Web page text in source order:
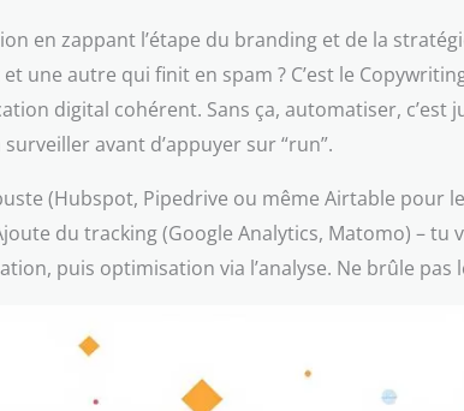
en zappant l’étape du branding et de la
une autre qui finit en spam ? C’est le
digital cohérent. Sans ça, automatiser, c’est
avant d’appuyer sur “run”.
(Hubspot, Pipedrive ou même Airtable pour
du tracking (Google Analytics, Matomo) –
puis optimisation via l’analyse. Ne brûle pas